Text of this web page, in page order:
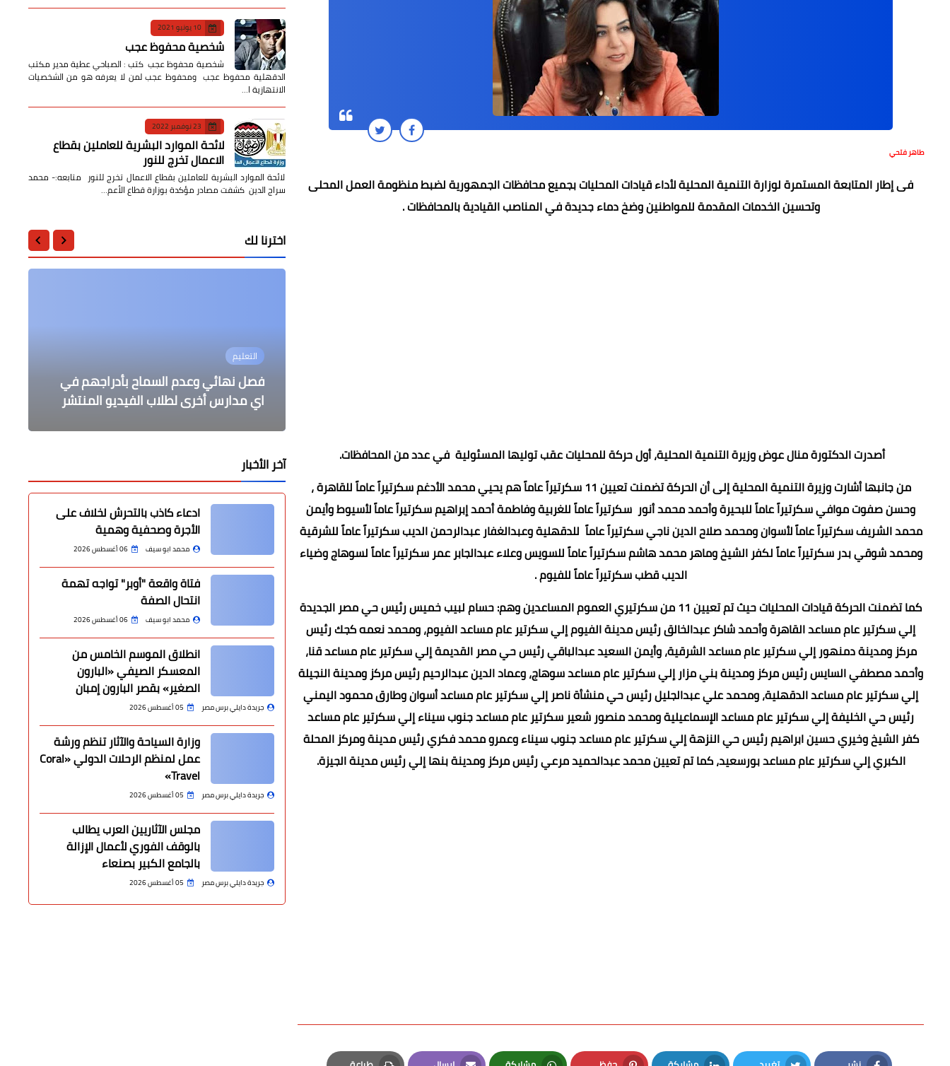
طاهر فتحي
فى إطار المتابعة المستمرة لوزارة التنمية المحلية لأداء قيادات المحليات بجميع محافظات الجمهورية لضبط منظومة العمل المحلى
وتحسين الخدمات المقدمة للمواطنين وضخ دماء جديدة في المناصب القيادية بالمحافظات .
أصدرت الدكتورة منال عوض وزيرة التنمية المحلية، أول حركة للمحليات عقب توليها المسئولية في عدد من المحافظات.
من جانبها أشارت وزيرة التنمية المحلية إلى أن الحركة تضمنت تعيين 11 سكرتيراً عاماً هم يحيي محمد الأدغم سكرتيراً عاماً للقاهرة ،
وحسن صفوت موافي سكرتيراً عاماً للبحيرة وأحمد محمد أنور سكرتيراً عاماً للغربية وفاطمة أحمد إبراهيم سكرتيراً عاماً لأسيوط وأيمن
محمد الشريف سكرتيراً عاماً لأسوان ومحمد صلاح الدين ناجي سكرتيراً عاماً للدقهلية وعبدالغفار عبدالرحمن الديب سكرتيراً عاماً للشرقية
ومحمد شوقي بدر سكرتيراً عاماً لكفر الشيخ وماهر محمد هاشم سكرتيراً عاماً للسويس وعلاء عبدالجابر عمر سكرتيراً عاماً لسوهاج وضياء
الديب قطب سكرتيراً عاماً للفيوم .
كما تضمنت الحركة قيادات المحليات حيث تم تعيين 11 من سكرتيري العموم المساعدين وهم: حسام لبيب خميس رئيس حي مصر الجديدة
إلي سكرتير عام مساعد القاهرة وأحمد شاكر عبدالخالق رئيس مدينة الفيوم إلي سكرتير عام مساعد الفيوم، ومحمد نعمه كجك رئيس
مركز ومدينة دمنهور إلي سكرتير عام مساعد الشرقية، وأيمن السعيد عبدالباقي رئيس حي مصر القديمة إلي سكرتير عام مساعد قنا،
وأحمد مصطفي السايس رئيس مركز ومدينة بني مزار إلي سكرتير عام مساعد سوهاج، وعماد الدين عبدالرحيم رئيس مركز ومدينة النجيلة
إلي سكرتير عام مساعد الدقهلية، ومحمد علي عبدالجليل رئيس حي منشأة ناصر إلي سكرتير عام مساعد أسوان وطارق محمود اليمني
رئيس حي الخليفة إلي سكرتير عام مساعد الإسماعيلية ومحمد منصور شعير سكرتير عام مساعد جنوب سيناء إلي سكرتير عام مساعد
كفر الشيخ وخيري حسين ابراهيم رئيس حي النزهة إلي سكرتير عام مساعد جنوب سيناء وعمرو محمد فكري رئيس مدينة ومركز المحلة
الكبري إلي سكرتير عام مساعد بورسعيد، كما تم تعيين محمد عبدالحميد مرعي رئيس مركز ومدينة بنها إلي رئيس مدينة الجيزة.
10 يونيو 2021
شخصية محفوظ عجب
شخصية محفوظ عجب كتب : الصباحي عطية مدير مكتب
الدقهلية محفوظ عجب ومحفوظ عجب لمن لا يعرفه هو من الشخصيات
الانتهازية ا…
23 نوفمبر 2022
لائحة الموارد البشرية للعاملين بقطاع
الاعمال تخرج للنور
لائحة الموارد البشرية للعاملين بقطاع الاعمال تخرج للنور متابعه:- محمد
سراج الدين كشفت مصادر مؤكدة بوزارة قطاع الأعم…
اخترنا لك
التعليم
فصل نهائي وعدم السماح بأدراجهم في
اي مدارس أخرى لطلاب الفيديو المنتشر
الرياضة
ختام بطولة السلام الدولية للشطرنج
السريع بالغردقة
مشاركة مصرية في ندوة العلا الدولية
الحفاظ المستدام على مواقع التراث
الصخري
الرأى
ظاهرة ترويع المجتمع عبر الإعلام
والسوشيال ميديا… من المسؤول؟
الثقافة
المتاحف ذاكرة وطن وإشعاع حضارة
ونقطة ضوء على آثار غزة المدمرة
آخر الأخبار
ادعاء كاذب بالتحرش لخلاف على
الأجرة وصحفية وهمية
محمد ابو سيف 06 أغسطس 2026
فتاة واقعة "أوبر" تواجه تهمة
انتحال الصفة
محمد ابو سيف 06 أغسطس 2026
انطلاق الموسم الخامس من
المعسكر الصيفي «البارون
الصغير» بقصر البارون إمبان
جريدة دايلي برس مصر 05 أغسطس 2026
وزارة السياحة والآثار تنظم ورشة
عمل لمنظم الرحلات الدولي «Coral
Travel»
جريدة دايلي برس مصر 05 أغسطس 2026
مجلس الآثاريين العرب يطالب
بالوقف الفوري لأعمال الإزالة
بالجامع الكبير بصنعاء
جريدة دايلي برس مصر 05 أغسطس 2026